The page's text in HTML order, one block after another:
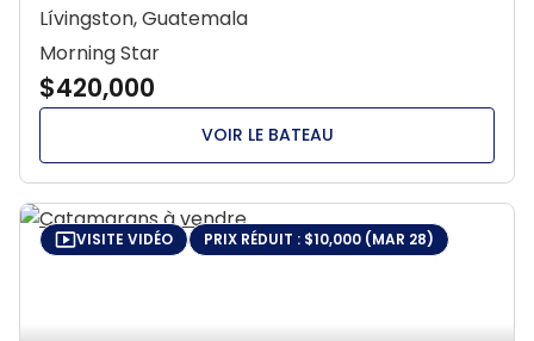
Lívingston, Guatemala
Morning Star
$420,000
VOIR LE BATEAU
VISITE VIDÉO PRIX RÉDUIT : $10,000 (MAR 28)